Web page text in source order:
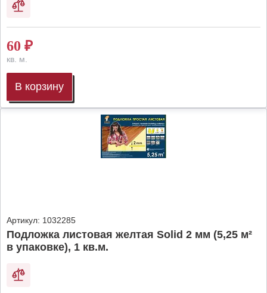
60 ₽
кв. м.
В корзину
Артикул: 1032285
Подложка листовая желтая Solid 2 мм (5,25 м²
в упаковке), 1 кв.м.